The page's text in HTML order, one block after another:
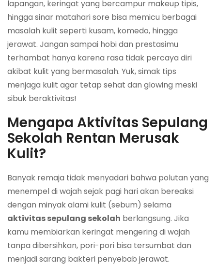
lapangan, keringat yang bercampur makeup tipis,
hingga sinar matahari sore bisa memicu berbagai
masalah kulit seperti kusam, komedo, hingga
jerawat. Jangan sampai hobi dan prestasimu
terhambat hanya karena rasa tidak percaya diri
akibat kulit yang bermasalah. Yuk, simak tips
menjaga kulit agar tetap sehat dan glowing meski
sibuk beraktivitas!
Mengapa Aktivitas Sepulang
Sekolah Rentan Merusak
Kulit?
Banyak remaja tidak menyadari bahwa polutan yang
menempel di wajah sejak pagi hari akan bereaksi
dengan minyak alami kulit (sebum) selama
aktivitas sepulang sekolah berlangsung. Jika
kamu membiarkan keringat mengering di wajah
tanpa dibersihkan, pori-pori bisa tersumbat dan
menjadi sarang bakteri penyebab jerawat.